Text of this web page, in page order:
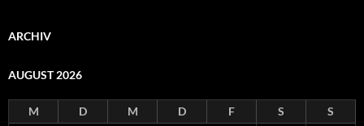
ARCHIV
AUGUST 2026
M D M D F S
S